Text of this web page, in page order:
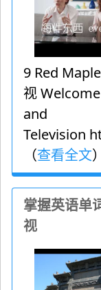
9 Red
视
and
Television
（查看全文）
掌握英语单
视